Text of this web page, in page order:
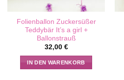
Folienballon Zuckersüßer
Teddybär It’s a girl +
Ballonstrauß
32,00 €
IN DEN WARENKORB